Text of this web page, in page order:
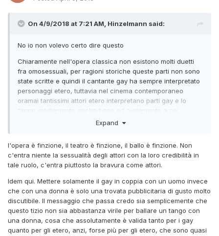
On 4/9/2018 at 7:21 AM, Hinzelmann said:
No io non volevo certo dire questo
Chiaramente nell'opera classica non esistono molti duetti
fra omosessuali, per ragioni storiche queste parti non sono
state scritte e quindi il cantante gay ha sempre interpretato
personaggi etero, tuttavia nel cinema contemporaneo
oramai tantissimi attori etero interpretano parti gay e lo
fanno mediamente anche bene ed ovviamente a noi
conviene dire che è possibile, sia una cosa che l'altra.
etero è gay per il solo fatto di ballare in modo serio e
credibile con Ciacci, noi dovremmo avversare una idea
simile. Allo stesso modo dovremmo fare per un ballerino gay
ce n'è bisogno, perchè a questo il pubblico è già abituato.
Expand
l'opera è finzione, il teatro è finzione, il ballo è finzione. Non
c'entra niente la sessualità degli attori con la loro credibilità in
tale ruolo, c'entra piuttosto la bravura come attori.
Idem qui. Mettere solamente il gay in coppia con un uomo invece
che con una donna è solo una trovata pubblicitaria di gusto molto
discutibile. Il messaggio che passa credo sia semplicemente che
questo tizio non sia abbastanza virile per ballare un tango con
una donna, cosa che assolutamente è valida tanto per i gay
quanto per gli etero, anzi, forse più per gli etero, che sono quasi